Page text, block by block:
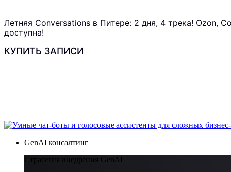
Летняя Conversations в Питере: 2 дня, 4 трека! Ozon,
доступна!
КУПИТЬ ЗАПИСИ
GenAI консалтинг
Стратегия внедрения GenAI